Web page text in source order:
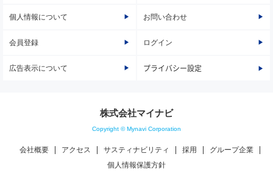
個人情報について お問い合わせ
会員登録 ログイン
広告表示について プライバシー設定
株式会社マイナビ
Copyright © Mynavi Corporation
会社概要 アクセス サスティナビリティ 採用
グループ企業
個人情報保護方針